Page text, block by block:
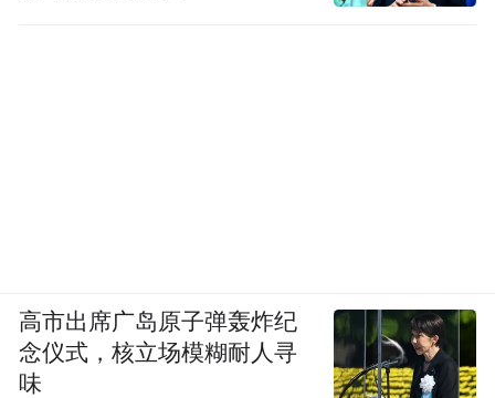
高市出席广岛原子弹轰炸纪
念仪式，核立场模糊耐人寻
味